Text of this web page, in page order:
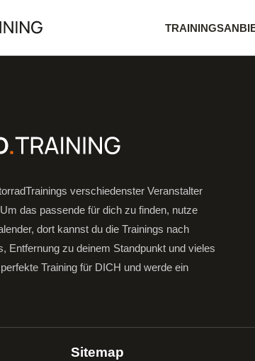
verschiedenster Veranstalter
das passende für dich zu finden, nutze
dort kannst du die Trainings nach
Entfernung zu deinem Standpunkt und vieles
Training für DICH und werde ein
Sitemap